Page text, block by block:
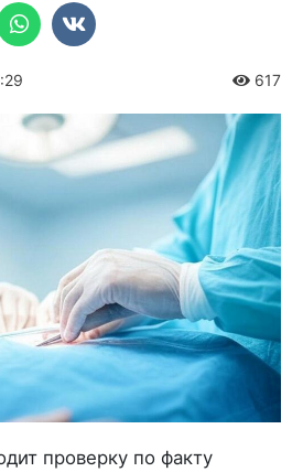
617
проверку по факту